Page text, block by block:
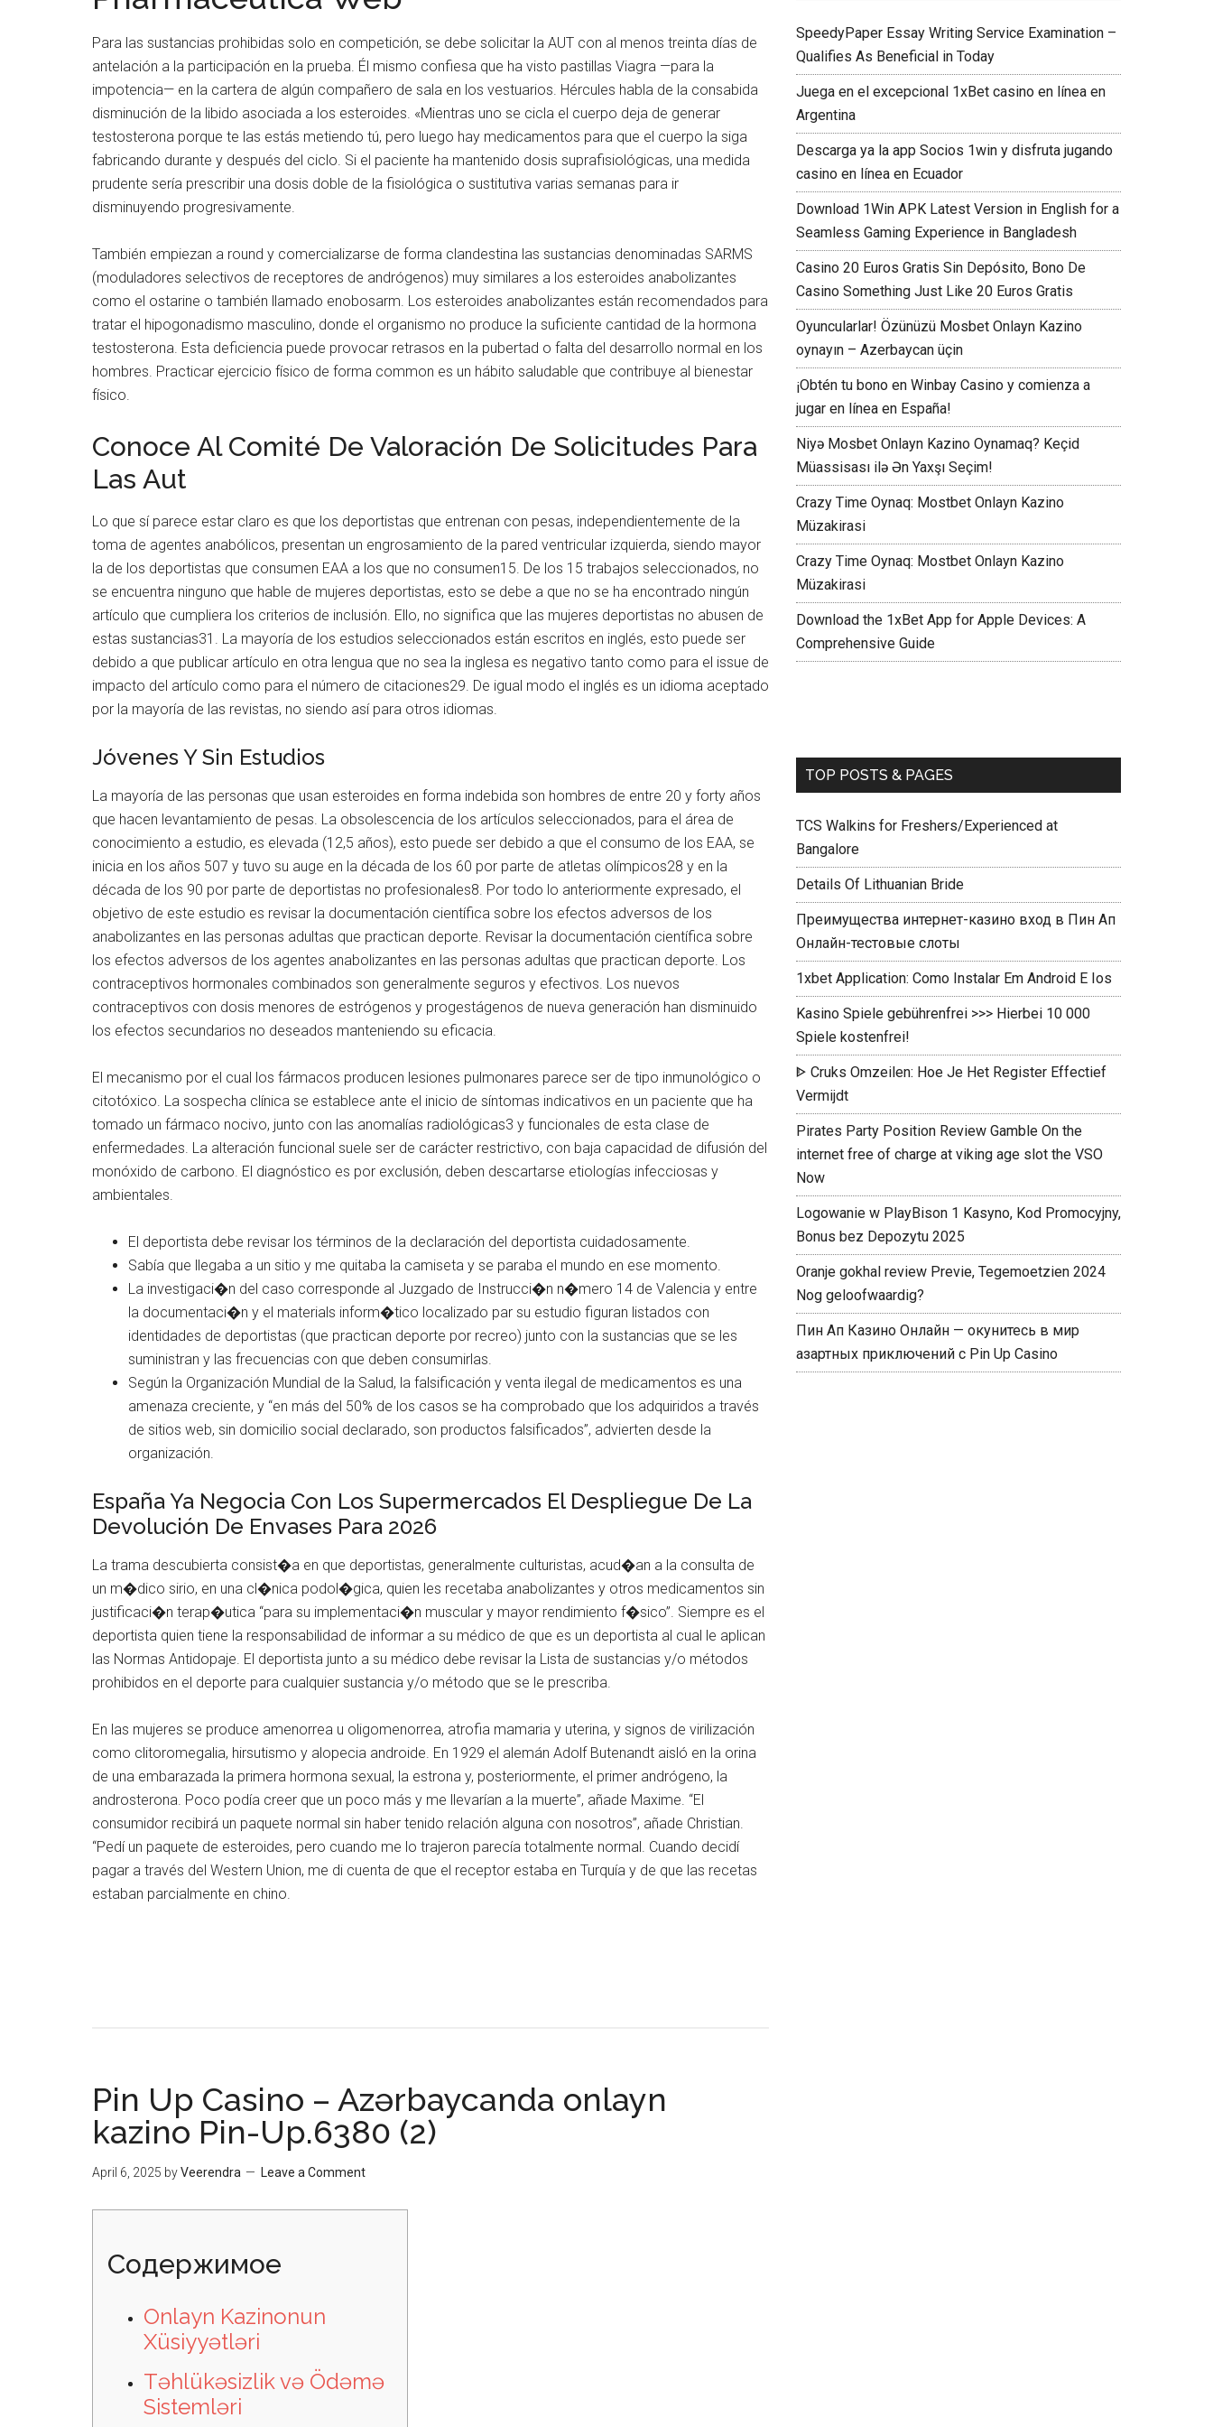
Para las sustancias prohibidas solo en competición, se debe solicitar la AUT con al menos treinta días de
antelación a la participación en la prueba. Él mismo confiesa que ha visto pastillas Viagra —para la
impotencia— en la cartera de algún compañero de sala en los vestuarios. Hércules habla de la consabida
disminución de la libido asociada a los esteroides. «Mientras uno se cicla el cuerpo deja de generar
testosterona porque te las estás metiendo tú, pero luego hay medicamentos para que el cuerpo la siga
fabricando durante y después del ciclo. Si el paciente ha mantenido dosis suprafisiológicas, una medida
prudente sería prescribir una dosis doble de la fisiológica o sustitutiva varias semanas para ir
disminuyendo progresivamente.
También empiezan a round y comercializarse de forma clandestina las sustancias denominadas SARMS
(moduladores selectivos de receptores de andrógenos) muy similares a los esteroides anabolizantes
como el ostarine o también llamado enobosarm. Los esteroides anabolizantes están recomendados para
tratar el hipogonadismo masculino, donde el organismo no produce la suficiente cantidad de la hormona
testosterona. Esta deficiencia puede provocar retrasos en la pubertad o falta del desarrollo normal en los
hombres. Practicar ejercicio físico de forma common es un hábito saludable que contribuye al bienestar
físico.
Conoce Al Comité De Valoración De Solicitudes Para
Las Aut
Lo que sí parece estar claro es que los deportistas que entrenan con pesas, independientemente de la
toma de agentes anabólicos, presentan un engrosamiento de la pared ventricular izquierda, siendo mayor
la de los deportistas que consumen EAA a los que no consumen15. De los 15 trabajos seleccionados, no
se encuentra ninguno que hable de mujeres deportistas, esto se debe a que no se ha encontrado ningún
artículo que cumpliera los criterios de inclusión. Ello, no significa que las mujeres deportistas no abusen de
estas sustancias31. La mayoría de los estudios seleccionados están escritos en inglés, esto puede ser
debido a que publicar artículo en otra lengua que no sea la inglesa es negativo tanto como para el issue de
impacto del artículo como para el número de citaciones29. De igual modo el inglés es un idioma aceptado
por la mayoría de las revistas, no siendo así para otros idiomas.
Jóvenes Y Sin Estudios
La mayoría de las personas que usan esteroides en forma indebida son hombres de entre 20 y forty años
que hacen levantamiento de pesas. La obsolescencia de los artículos seleccionados, para el área de
conocimiento a estudio, es elevada (12,5 años), esto puede ser debido a que el consumo de los EAA, se
inicia en los años 507 y tuvo su auge en la década de los 60 por parte de atletas olímpicos28 y en la
década de los 90 por parte de deportistas no profesionales8. Por todo lo anteriormente expresado, el
objetivo de este estudio es revisar la documentación científica sobre los efectos adversos de los
anabolizantes en las personas adultas que practican deporte. Revisar la documentación científica sobre
los efectos adversos de los agentes anabolizantes en las personas adultas que practican deporte. Los
contraceptivos hormonales combinados son generalmente seguros y efectivos. Los nuevos
contraceptivos con dosis menores de estrógenos y progestágenos de nueva generación han disminuido
los efectos secundarios no deseados manteniendo su eficacia.
El mecanismo por el cual los fármacos producen lesiones pulmonares parece ser de tipo inmunológico o
citotóxico. La sospecha clínica se establece ante el inicio de síntomas indicativos en un paciente que ha
tomado un fármaco nocivo, junto con las anomalías radiológicas3 y funcionales de esta clase de
enfermedades. La alteración funcional suele ser de carácter restrictivo, con baja capacidad de difusión del
monóxido de carbono. El diagnóstico es por exclusión, deben descartarse etiologías infecciosas y
ambientales.
El deportista debe revisar los términos de la declaración del deportista cuidadosamente.
Sabía que llegaba a un sitio y me quitaba la camiseta y se paraba el mundo en ese momento.
La investigaci�n del caso corresponde al Juzgado de Instrucci�n n�mero 14 de Valencia y entre
la documentaci�n y el materials inform�tico localizado par su estudio figuran listados con
identidades de deportistas (que practican deporte por recreo) junto con la sustancias que se les
suministran y las frecuencias con que deben consumirlas.
Según la Organización Mundial de la Salud, la falsificación y venta ilegal de medicamentos es una
amenaza creciente, y “en más del 50% de los casos se ha comprobado que los adquiridos a través
de sitios web, sin domicilio social declarado, son productos falsificados”, advierten desde la
organización.
España Ya Negocia Con Los Supermercados El Despliegue De La
Devolución De Envases Para 2026
La trama descubierta consist�a en que deportistas, generalmente culturistas, acud�an a la consulta de
un m�dico sirio, en una cl�nica podol�gica, quien les recetaba anabolizantes y otros medicamentos sin
justificaci�n terap�utica “para su implementaci�n muscular y mayor rendimiento f�sico”. Siempre es el
deportista quien tiene la responsabilidad de informar a su médico de que es un deportista al cual le aplican
las Normas Antidopaje. El deportista junto a su médico debe revisar la Lista de sustancias y/o métodos
prohibidos en el deporte para cualquier sustancia y/o método que se le prescriba.
En las mujeres se produce amenorrea u oligomenorrea, atrofia mamaria y uterina, y signos de virilización
como clitoromegalia, hirsutismo y alopecia androide. En 1929 el alemán Adolf Butenandt aisló en la orina
de una embarazada la primera hormona sexual, la estrona y, posteriormente, el primer andrógeno, la
androsterona. Poco podía creer que un poco más y me llevarían a la muerte”, añade Maxime. “El
consumidor recibirá un paquete normal sin haber tenido relación alguna con nosotros”, añade Christian.
“Pedí un paquete de esteroides, pero cuando me lo trajeron parecía totalmente normal. Cuando decidí
pagar a través del Western Union, me di cuenta de que el receptor estaba en Turquía y de que las recetas
estaban parcialmente en chino.
Pin Up Casino – Azərbaycanda onlayn
kazino Pin-Up.6380 (2)
April 6, 2025 byVeerendra Leave a Comment
Содержимое
Onlayn Kazinonun
Xüsiyyətləri
Təhlükəsizlik və Ödəmə
Sistemləri
SpeedyPaper Essay Writing Service Examination –
Qualifies As Beneficial in Today
Juega en el excepcional 1xBet casino en línea en
Argentina
Descarga ya la app Socios 1win y disfruta jugando
casino en línea en Ecuador
Download 1Win APK Latest Version in English for a
Seamless Gaming Experience in Bangladesh
Casino 20 Euros Gratis Sin Depósito, Bono De
Casino Something Just Like 20 Euros Gratis
Oyuncularlar! Özünüzü Mosbet Onlayn Kazino
oynayın – Azerbaycan üçin
¡Obtén tu bono en Winbay Casino y comienza a
jugar en línea en España!
Niyə Mosbet Onlayn Kazino Oynamaq? Keçid
Müassisası ilə Ən Yaxşı Seçim!
Crazy Time Oynaq: Mostbet Onlayn Kazino
Müzakirasi
Crazy Time Oynaq: Mostbet Onlayn Kazino
Müzakirasi
Download the 1xBet App for Apple Devices: A
Comprehensive Guide
TOP POSTS & PAGES
TCS Walkins for Freshers/Experienced at
Bangalore
Details Of Lithuanian Bride
Преимущества интернет-казино вход в Пин Ап
Онлайн-тестовые слоты
1xbet Application: Como Instalar Em Android E Ios
Kasino Spiele gebührenfrei >>> Hierbei 10 000
Spiele kostenfrei!
ᐈ Cruks Omzeilen: Hoe Je Het Register Effectief
Vermijdt ️
Pirates Party Position Review Gamble On the
internet free of charge at viking age slot the VSO
Now
Logowanie w PlayBison 1 Kasyno, Kod Promocyjny,
Bonus bez Depozytu 2025
Oranje gokhal review Previe, Tegemoetzien 2024
Nog geloofwaardig?
Пин Ап Казино Онлайн — окунитесь в мир
азартных приключений с Pin Up Casino